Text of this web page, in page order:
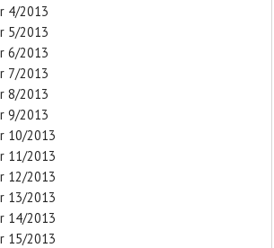
4/2013
5/2013
6/2013
7/2013
8/2013
9/2013
10/2013
11/2013
12/2013
13/2013
14/2013
15/2013